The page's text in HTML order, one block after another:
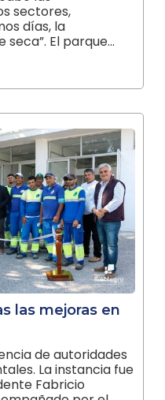
sectores,
días, la
El parque…
las mejoras en
de autoridades
La instancia fue
Fabricio